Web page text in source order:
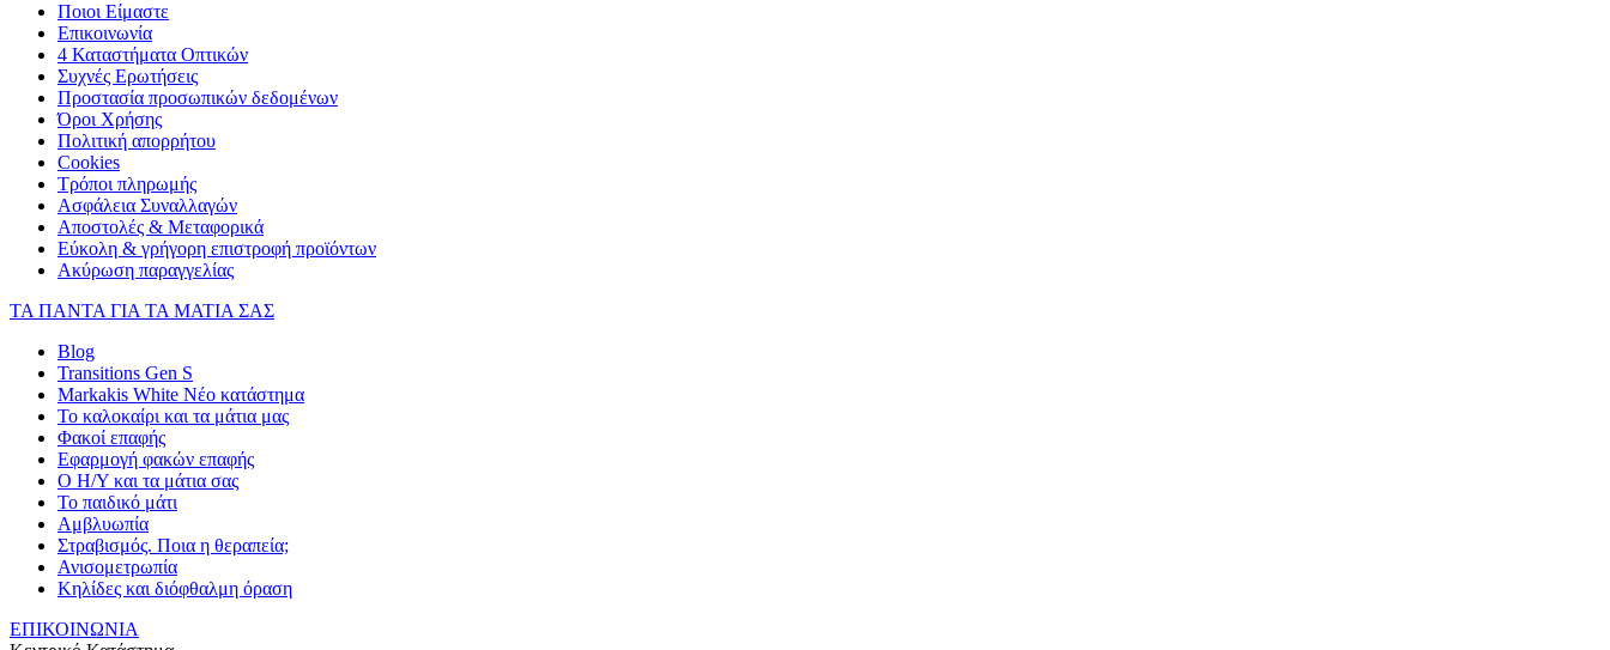
Ποιοι Είμαστε
Επικοινωνία
4 Καταστήματα Οπτικών
Συχνές Ερωτήσεις
Προστασία προσωπικών δεδομένων
Όροι Χρήσης
Πολιτική απορρήτου
Cookies
Τρόποι πληρωμής
Ασφάλεια Συναλλαγών
Αποστολές & Μεταφορικά
Εύκολη & γρήγορη επιστροφή προϊόντων
Ακύρωση παραγγελίας
ΤΑ ΠΑΝΤΑ ΓΙΑ ΤΑ ΜΑΤΙΑ ΣΑΣ
Blog
Transitions Gen S
Markakis White Νέο κατάστημα
Το καλοκαίρι και τα μάτια μας
Φακοί επαφής
Εφαρμογή φακών επαφής
Ο Η/Υ και τα μάτια σας
Το παιδικό μάτι
Αμβλυωπία
Στραβισμός. Ποια η θεραπεία;
Ανισομετρωπία
Κηλίδες και διόφθαλμη όραση
ΕΠΙΚΟΙΝΩΝΙΑ